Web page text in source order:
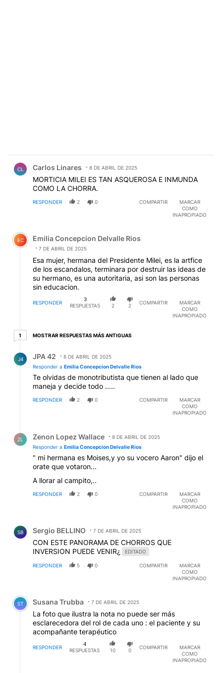
CL Carlos Linares 8 DE ABRIL DE 2025
MORTICIA MILEI ES TAN ASQUEROSA E INMUNDA
COMO LA CHORRA.
RESPONDER 2 0 COMPARTIR
MARCAR
COMO
INAPROPIADO
Comentario de Emilia Concepcion Delvalle Rios.
EC Emilia Concepcion Delvalle Rios
7 DE ABRIL DE 2025
Esa mujer, hermana del Presidente Milei, es la artfice
de los escandalos, terminara por destruir las ideas de
su hermano, es una autoritaria, asi son las personas
sin educacion.
RESPONDER
3
RESPUESTAS
2 2
COMPARTIR
MARCAR
COMO
INAPROPIADO
11 respuesta más antiguas
MOSTRAR RESPUESTAS MÁS ANTIGUAS
J4 JPA 42
8 DE ABRIL DE 2025
Responder a Emilia Concepcion Delvalle Rios
Te olvidas de monotributista que tienen al lado que
maneja y decide todo .....
RESPONDER 2 0 COMPARTIR
MARCAR
COMO
INAPROPIADO
ZL Zenon Lopez Wallace
8 DE ABRIL DE 2025
Responder a Emilia Concepcion Delvalle Rios
" mi hermana es Moises,y yo su vocero Aaron" dijo el
orate que votaron...
A llorar al campito,..
RESPONDER 2 0 COMPARTIR
MARCAR
COMO
INAPROPIADO
SB Sergio BELLINO 7 DE ABRIL DE 2025
CON ESTE PANORAMA DE CHORROS QUE
INVERSION PUEDE VENIR¿
EDITADO
RESPONDER 5 0 COMPARTIR
MARCAR
COMO
INAPROPIADO
Comentario de Susana Trubba.
ST Susana Trubba 7 DE ABRIL DE 2025
La foto que ilustra la nota no puede ser más
esclarecedora del rol de cada uno : el paciente y su
acompañante terapéutico
RESPONDER
4
RESPUESTAS
10 0
COMPARTIR
MARCAR
COMO
INAPROPIADO